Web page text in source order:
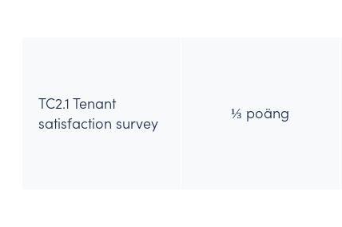
TC2.1 Tenant
satisfaction survey
⅓ poäng